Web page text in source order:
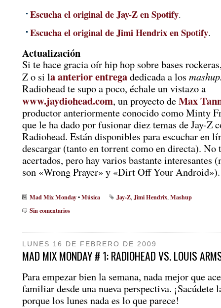
Escucha el original de Jay-Z en Spotify.
Escucha el original de Jimi Hendrix en Spotify.
Actualización
Si te hace gracia oír hip hop sobre bases
Z o si la anterior entregadedicada a los
Radiohead te supo a poco, échale un vistazo a
www.jaydiohead.com, un proyecto deMax
productor anteriormente conocido como Minty
que le ha dado por fusionar diez temas de Jay-Z
Radiohead. Están disponibles para escuchar en
descargar (tanto en torrent como en directa). No
acertados, pero hay varios bastante interesantes
son «Wrong Prayer» y «Dirt Off Your Android»).
Mad Mix Monday•Música Jay-Z,Jimi Hendrix,Mashup
Sin comentarios
LUNES 16 DE FEBRERO DE 2009
MAD MIX MONDAY # 1: RADIOHEAD VS. LOUIS
Para empezar bien la semana, nada mejor que
familiar desde una nueva perspectiva. ¡Sacúdete
porque los lunes nada es lo que parece!